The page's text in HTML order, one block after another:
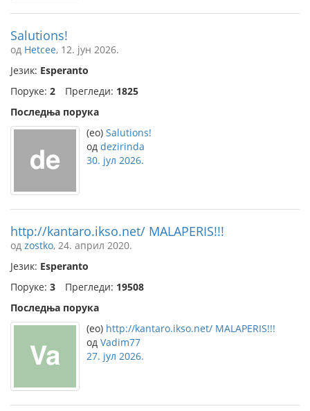
Salutions!
од Hetcee, 12. јун 2026.
Језик: Esperanto
Поруке: 2 Прегледи: 1825
Последња порука
(eo) Salutions!
од dezirinda
30. јул 2026.
http://kantaro.ikso.net/ MALAPERIS!!!
од zostko, 24. април 2020.
Језик: Esperanto
Поруке: 3 Прегледи: 19508
Последња порука
(eo) http://kantaro.ikso.net/ MALAPERIS!!!
од Vadim77
27. јул 2026.